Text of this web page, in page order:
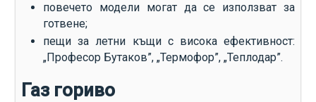
повечето модели могат да се използват за
готвене;
пещи за летни къщи с висока ефективност:
„Професор Бутаков”, „Термофор”, „Теплодар”.
Газ гориво